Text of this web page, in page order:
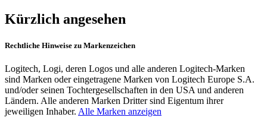
Kürzlich angesehen
Rechtliche Hinweise zu Markenzeichen
Logitech, Logi, deren Logos und alle anderen Logitech-Marken
sind Marken oder eingetragene Marken von Logitech Europe S.A.
und/oder seinen Tochtergesellschaften in den USA und anderen
Ländern. Alle anderen Marken Dritter sind Eigentum ihrer
jeweiligen Inhaber. Alle Marken anzeigen